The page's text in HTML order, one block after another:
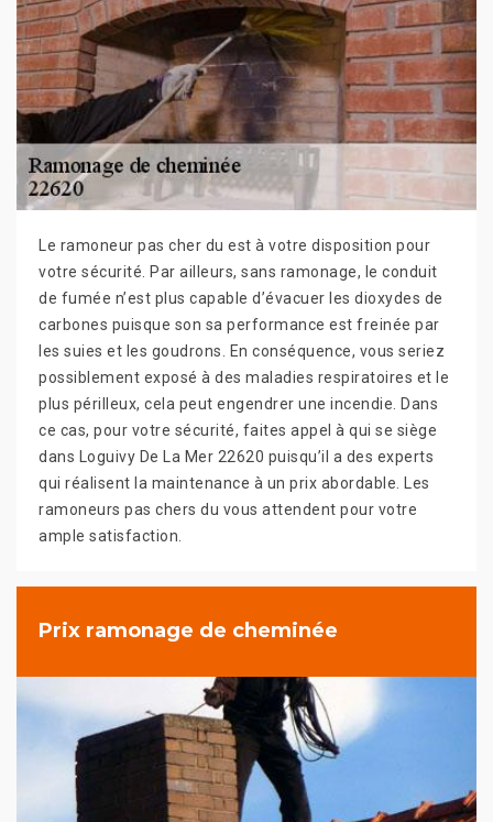
Le ramoneur pas cher du est à votre disposition pour
votre sécurité. Par ailleurs, sans ramonage, le conduit
de fumée n’est plus capable d’évacuer les dioxydes de
carbones puisque son sa performance est freinée par
les suies et les goudrons. En conséquence, vous seriez
possiblement exposé à des maladies respiratoires et le
plus périlleux, cela peut engendrer une incendie. Dans
ce cas, pour votre sécurité, faites appel à qui se siège
dans Loguivy De La Mer 22620 puisqu’il a des experts
qui réalisent la maintenance à un prix abordable. Les
ramoneurs pas chers du vous attendent pour votre
ample satisfaction.
Prix ramonage de cheminée